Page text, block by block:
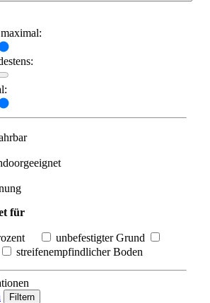
für
unbefestigter Grund
streifenempfindlicher Boden
Filtern